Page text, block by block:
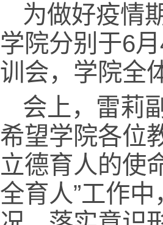
为做好疫情
学院分别于6
训会，学院全
会上，雷莉
希望学院各位
立德育人的使
全育人”工作